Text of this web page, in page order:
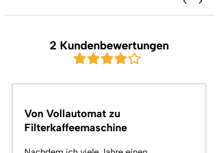
2 Kundenbewertungen
Von Vollautomat zu
Filterkaffeemaschine